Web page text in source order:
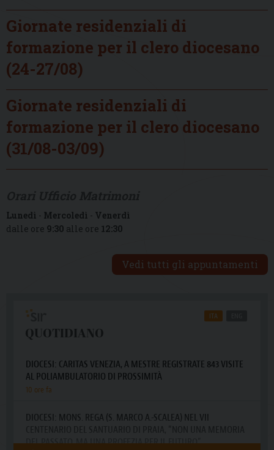
Giornate residenziali di
formazione per il clero diocesano
(24-27/08)
Giornate residenziali di
formazione per il clero diocesano
(31/08-03/09)
Lunedì - Mercoledì - Venerdì
dalle ore 9:30 alle ore 12:30
Vedi tutti gli appuntamenti